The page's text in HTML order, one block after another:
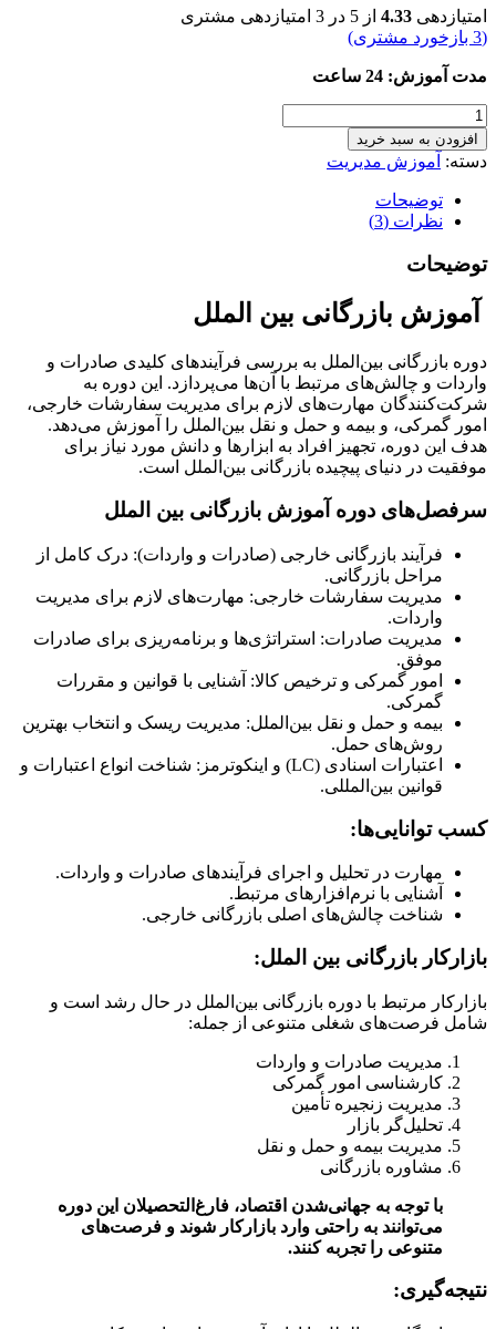
امتیازدهی 4.33 از 5 در 3 امتیازدهی مشتری
(
3 بازخورد مشتری)
مدت آموزش: 24 ساعت
آموزش
بازرگانی
بین
افزودن به سبد خرید
دسته: آموزش مدیریت
توضیحات
نظرات (3)
توضیحات
آموزش بازرگانی بین الملل
دوره بازرگانی بین‌الملل به بررسی فرآیندهای کلیدی صادرات و
واردات و چالش‌های مرتبط با آن‌ها می‌پردازد. این دوره به
شرکت‌کنندگان مهارت‌های لازم برای مدیریت سفارشات خارجی،
امور گمرکی، و بیمه و حمل و نقل بین‌الملل را آموزش می‌دهد.
هدف این دوره، تجهیز افراد به ابزارها و دانش مورد نیاز برای
موفقیت در دنیای پیچیده بازرگانی بین‌الملل است.
سرفصل‌های دوره آموزش بازرگانی بین الملل
فرآیند بازرگانی خارجی (صادرات و واردات): درک کامل از
مراحل بازرگانی.
مدیریت سفارشات خارجی: مهارت‌های لازم برای مدیریت
واردات.
مدیریت صادرات: استراتژی‌ها و برنامه‌ریزی برای صادرات
موفق.
امور گمرکی و ترخیص کالا: آشنایی با قوانین و مقررات
گمرکی.
بیمه و حمل و نقل بین‌الملل: مدیریت ریسک و انتخاب بهترین
روش‌های حمل.
اعتبارات اسنادی (LC) و اینکوترمز: شناخت انواع اعتبارات و
قوانین بین‌المللی.
کسب توانایی‌ها:
مهارت در تحلیل و اجرای فرآیندهای صادرات و واردات.
آشنایی با نرم‌افزارهای مرتبط.
شناخت چالش‌های اصلی بازرگانی خارجی.
بازارکار بازرگانی بین الملل:
بازارکار مرتبط با دوره بازرگانی بین‌الملل در حال رشد است و
شامل فرصت‌های شغلی متنوعی از جمله:
مدیریت صادرات و واردات
کارشناسی امور گمرکی
مدیریت زنجیره تأمین
تحلیل‌گر بازار
مدیریت بیمه و حمل و نقل
مشاوره بازرگانی
با توجه به جهانی‌شدن اقتصاد، فارغ‌التحصیلان این دوره
می‌توانند به راحتی وارد بازارکار شوند و فرصت‌های
متنوعی را تجربه کنند.
نتیجه‌گیری: